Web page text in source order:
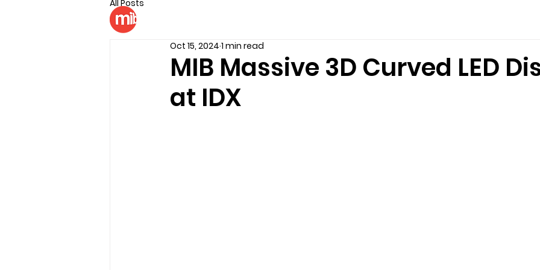
All Posts
MIB Massive 3D Curved LED
at IDX
Oct 15, 2024 1 min read